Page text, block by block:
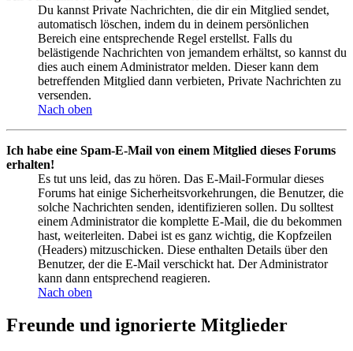
Du kannst Private Nachrichten, die dir ein Mitglied sendet,
automatisch löschen, indem du in deinem persönlichen
Bereich eine entsprechende Regel erstellst. Falls du
belästigende Nachrichten von jemandem erhältst, so kannst du
dies auch einem Administrator melden. Dieser kann dem
betreffenden Mitglied dann verbieten, Private Nachrichten zu
versenden.
Nach oben
Ich habe eine Spam-E-Mail von einem Mitglied dieses Forums
erhalten!
Es tut uns leid, das zu hören. Das E-Mail-Formular dieses
Forums hat einige Sicherheitsvorkehrungen, die Benutzer, die
solche Nachrichten senden, identifizieren sollen. Du solltest
einem Administrator die komplette E-Mail, die du bekommen
hast, weiterleiten. Dabei ist es ganz wichtig, die Kopfzeilen
(Headers) mitzuschicken. Diese enthalten Details über den
Benutzer, der die E-Mail verschickt hat. Der Administrator
kann dann entsprechend reagieren.
Nach oben
Freunde und ignorierte Mitglieder